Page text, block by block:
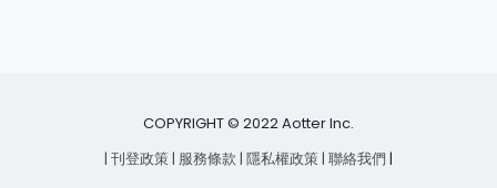
COPYRIGHT © 2022 Aotter Inc.
| 刊登政策| 服務條款| 隱私權政策| 聯絡我們 |